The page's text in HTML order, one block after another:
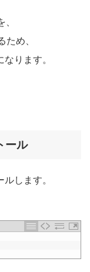
ため、
ります。
ール
します。